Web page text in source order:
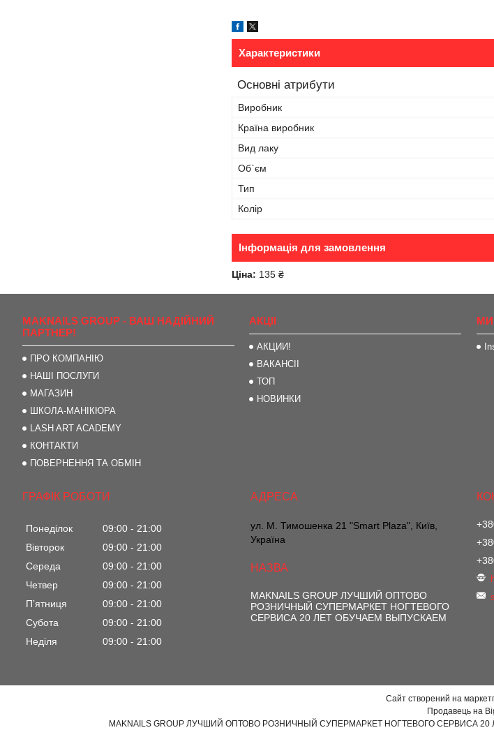
Характеристики
Основні атрибути
Виробник
Країна виробник
Вид лаку
Об`єм
Тип
Колір
Інформація для замовлення
Ціна: 135 ₴
MAKNAILS GROUP - ВАШ НАДІЙНИЙ
ПАРТНЕР!
ПРО КОМПАНІЮ
НАШІ ПОСЛУГИ
МАГАЗИН
ШКОЛА-МАНІКЮРА
LASH ART ACADEMY
КОНТАКТИ
ПОВЕРНЕННЯ ТА ОБМІН
АКЦІІ
АКЦИИ!
ВАКАНСІІ
ТОП
НОВИНКИ
ГРАФІК РОБОТИ
Понеділок 09:00
21:00
Вівторок
09:00
21:00
Середа
09:00
21:00
Четвер
09:00
21:00
Пʼятниця
09:00
21:00
Субота
09:00
21:00
Неділя
09:00 21:00
ул. М. Тимошенка 21 "Smart Plaza", Київ,
Україна
MAKNAILS GROUP ЛУЧШИЙ ОПТОВО
РОЗНИЧНЫЙ СУПЕРМАРКЕТ НОГТЕВОГО
СЕРВИСА 20 ЛЕТ ОБУЧАЕМ ВЫПУСКАЕМ
Сайт створений на
Продавець на